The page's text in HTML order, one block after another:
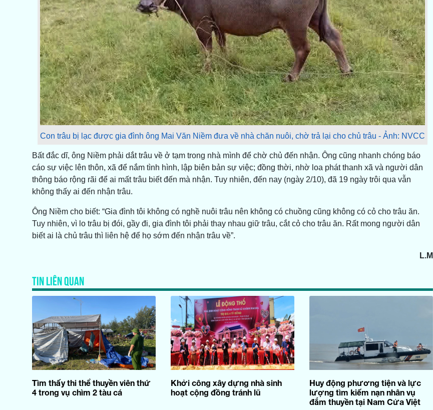
Con trâu bị lạc được gia đình ông Mai Văn Niềm đưa về nhà chăn nuôi, chờ trả lại cho chủ trâu - Ảnh: NVCC
Bất đắc dĩ, ông Niềm phải dắt trâu về ở tạm trong nhà mình để chờ chủ đến nhận. Ông cũng nhanh chóng báo
cáo sự việc lên thôn, xã để nắm tình hình, lập biên bản sự việc; đồng thời, nhờ loa phát thanh xã và người dân
thông báo rộng rãi để ai mất trâu biết đến mà nhận. Tuy nhiên, đến nay (ngày 2/10), đã 19 ngày trôi qua vẫn
không thấy ai đến nhận trâu.
Ông Niềm cho biết: “Gia đình tôi không có nghề nuôi trâu nên không có chuồng cũng không có cỏ cho trâu ăn.
Tuy nhiên, vì lo trâu bị đói, gầy đi, gia đình tôi phải thay nhau giữ trâu, cắt cỏ cho trâu ăn. Rất mong người dân
biết ai là chủ trâu thì liên hệ để họ sớm đến nhận trâu về”.
L.M
TIN LIÊN QUAN
Tìm thấy thi thể thuyền viên thứ
4 trong vụ chìm 2 tàu cá
Khởi công xây dựng nhà sinh
hoạt cộng đồng tránh lũ
Huy động phương tiện và lực
lượng tìm kiếm nạn nhân vụ
đắm thuyền tại Nam Cửa Việt